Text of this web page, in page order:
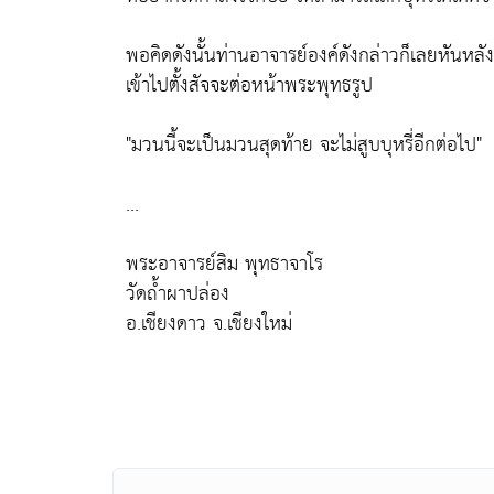
พอคิดดังนั้นท่านอาจารย์องค์ดังกล่าวก็เลยหันหลั
เข้าไปตั้งสัจจะต่อหน้าพระพุทธรูป
"มวนนี้จะเป็นมวนสุดท้าย จะไม่สูบบุหรี่อีกต่อไป"
...
พระอาจารย์สิม พุทธาจาโร
วัดถ้ำผาปล่อง
อ.เชียงดาว จ.เชียงใหม่